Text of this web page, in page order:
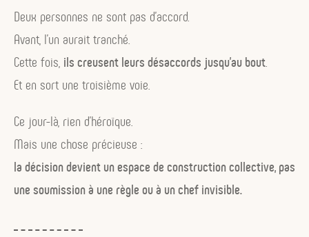
Deux personnes ne sont pas d’accord.
Avant, l’un aurait tranché.
Cette fois, ils creusent leurs désaccords jusqu’au bout.
Et en sort une troisième voie.
Ce jour-là, rien d’héroïque.
Mais une chose précieuse :
la décision devient un espace de construction collective, pas
une soumission à une règle ou à un chef invisible.